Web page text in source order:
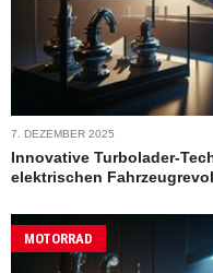
7. DEZEMBER 2025
Innovative Turbolader-
elektrischen
MOTORRAD